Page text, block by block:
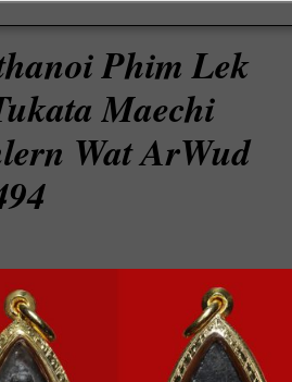
Phim Lek
Maechi
Wat ArWud